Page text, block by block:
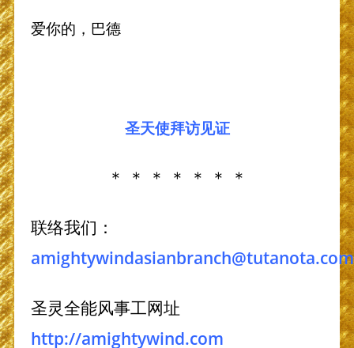
爱你的，巴德
圣天使拜访见证
＊ ＊ ＊ ＊ ＊ ＊ ＊
联络我们：
amightywindasianbranch@tutanota.com
圣灵全能风事工网址
http://amightywind.com